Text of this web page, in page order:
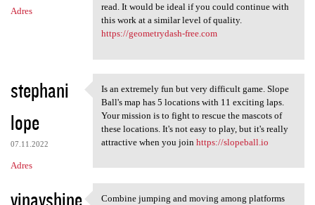
Adres
read. It would be ideal if you could continue with
this work at a similar level of quality.
https://geometrydash-free.com
stephani
lope
07.11.2022
Adres
Is an extremely fun but very
Is an extremely fun but very difficult game. Slope
Ball's map has 5 locations with 11 exciting laps.
Your mission is to fight to rescue the mascots of
these locations. It's not easy to play, but it's really
attractive when you join https://slopeball.io
vinayshine
Combine jumping and moving among platforms